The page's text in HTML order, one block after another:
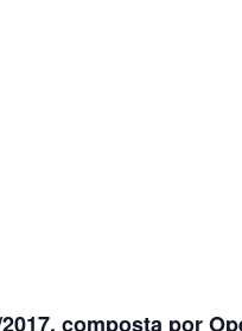
composta por